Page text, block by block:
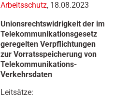
Arbeitsschutz, 18.08.2023
Unionsrechtswidrigkeit der im
Telekommunikationsgesetz
geregelten Verpflichtungen
zur Vorratsspeicherung von
Telekommunikations-
Verkehrsdaten
Leitsätze: